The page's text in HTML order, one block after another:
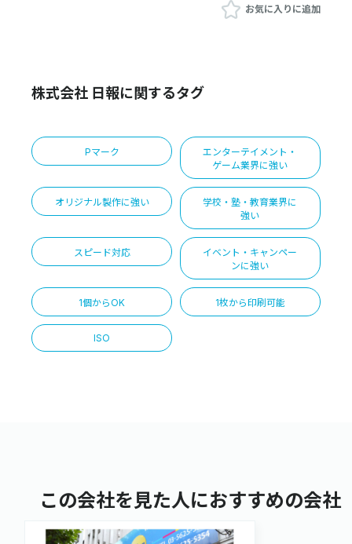
お気に入りに追加
株式会社 日報に関するタグ
Pマーク
エンターテイメント・
ゲーム業界に強い
オリジナル製作に強い
学校・塾・教育業界に
強い
スピード対応
イベント・キャンペー
ンに強い
1個からOK 1枚から印刷可能
ISO
この会社を見た人におすすめの会社